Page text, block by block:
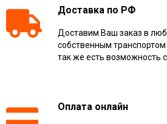
Доставка по РФ
Доставим Ваш заказ в
собственным
так же есть возможность
Оплата онлайн